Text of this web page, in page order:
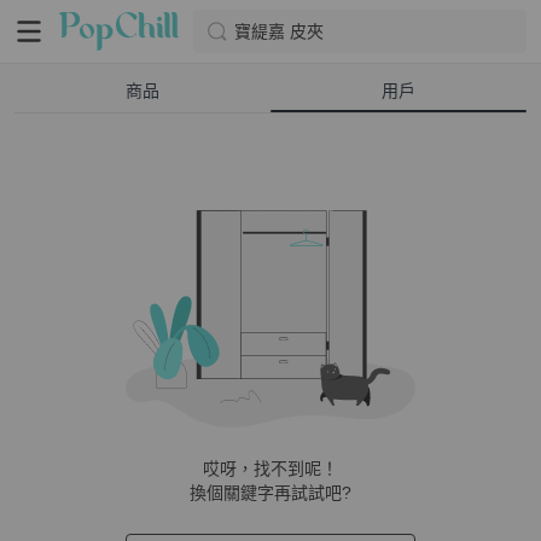
寶緹嘉 皮夾
商品 用戶
哎呀，找不到呢！
換個關鍵字再試試吧?